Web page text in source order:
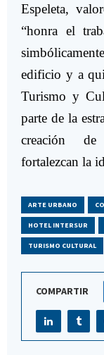
Espeleta,
“honra el
edificio y a
Turismo y
parte de la
creación de
fortalezcan la
ARTE URBANO
HOTEL INTERSUR
TURISMO CULTURAL
COMPARTIR